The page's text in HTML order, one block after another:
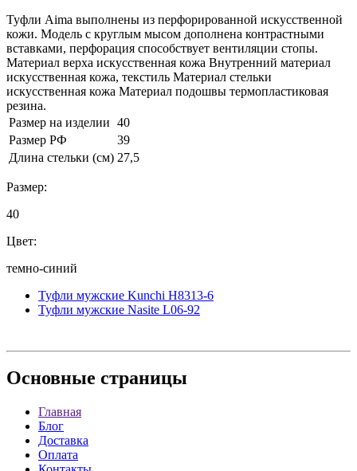
Туфли Aima выполнены из перфорированной искусственной
кожи. Модель с круглым мысом дополнена контрастными
вставками, перфорация способствует вентиляции стопы.
Материал верха искусственная кожа Внутренний материал
искусственная кожа, текстиль Материал стельки
искусственная кожа Материал подошвы термопластиковая
резина.
Размер на изделии 40
Размер РФ
39
Длина стельки (см) 27,5
Размер:
40
Цвет:
темно-синий
Туфли мужские Kunchi H8313-6
Туфли мужские Nasite L06-92
Основные страницы
Главная
Блог
Доставка
Оплата